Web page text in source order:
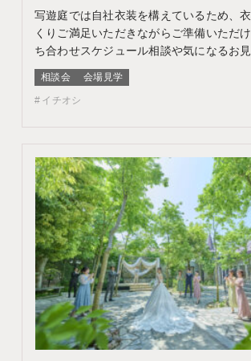
写遊庭では自社衣装を構えているため、
くりご満足いただきながらご準備いただ
ち合わせスケジュール相談や気になるお見
案♪ このフェアに含まれるコンテンツ フ
容 WEBサイトよりフェア予約をしていた
いただいた方限定でエンゲージメントフォ
相談会 会場見学
イチオシ